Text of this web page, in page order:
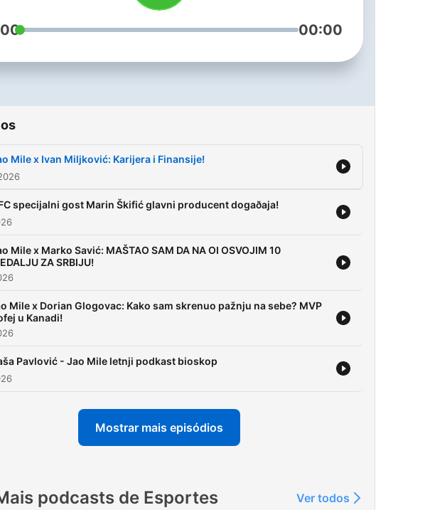
profesionalne karijere, ali se
bavi i pitanjima vezanim za
se profesionalni sportista
značajan za promociju i razvoj
koristan i sveobuhvatan prikaz
zajednici. Koncept Podkasta
osmišljen sa namerom da se
kroz teme koje obrađuje iz ugla
košarke na sledeći način: Kroz
uvid u život sportiste.
Angažovanje mladih putem
životu i pravim vrednostima.
00:00
Mile x Ivan Miljković: Karijera i Finansije!
specijalni gost Marin Škifić glavni producent dogaðaja!
Mile x Marko Savić: MAŠTAO SAM DA NA OI OSVOJIM 10
ZA SRBIJU!
Mile x Dorian Glogovac: Kako sam skrenuo pažnju na sebe? MVP
u Kanadi!
Pavlović - Jao Mile letnji podkast bioskop
Mostrar mais episódios
podcasts de Esportes Ver todos